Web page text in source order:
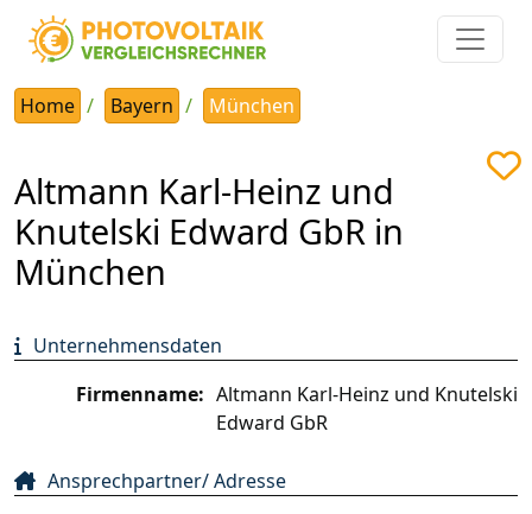
Home Bayern München
Altmann Karl-Heinz und
Knutelski Edward GbR in
München
Unternehmensdaten
Firmenname: Altmann Karl-Heinz und Knutelski
Edward GbR
Ansprechpartner/ Adresse